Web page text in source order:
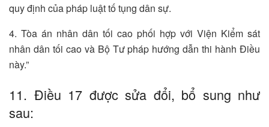
quy định của pháp luật tố tụng dân sự.
4. Tòa án nhân dân tối cao phối hợp với Viện Kiểm sát
nhân dân tối cao và Bộ Tư pháp hướng dẫn thi hành Điều
này.”
11. Điều 17 được sửa đổi, bổ sung như
sau: